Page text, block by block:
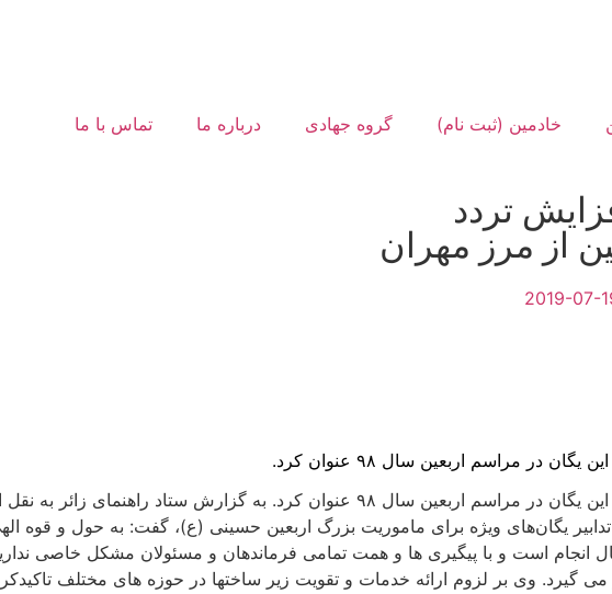
خادمین (ثبت نام) گروه جهادی درباره ما تماس با ما
تردد
از مرز مهران
2019-07-
مراسم اربعین سال ۹۸ عنوان کرد.
جانشین فرمانده یگان‌های ویژه ناجا، ملاحظات امنیتی و کنترلی را از اولویت‌های این یگان در مراسم اربعین سال ۹۸ عنوان کرد. به گزارش ستاد راهنمای زائر به
تدابیر یگان‌های ویژه برای ماموریت بزرگ اربعین حسینی (ع)، گفت: به حول و قوه
انجام است و با پیگیری ها و همت تمامی فرماندهان و مسئولان مشکل خاصی
می گیرد. وی بر لزوم ارائه خدمات و تقویت زیر ساختها در حوزه های مختلف